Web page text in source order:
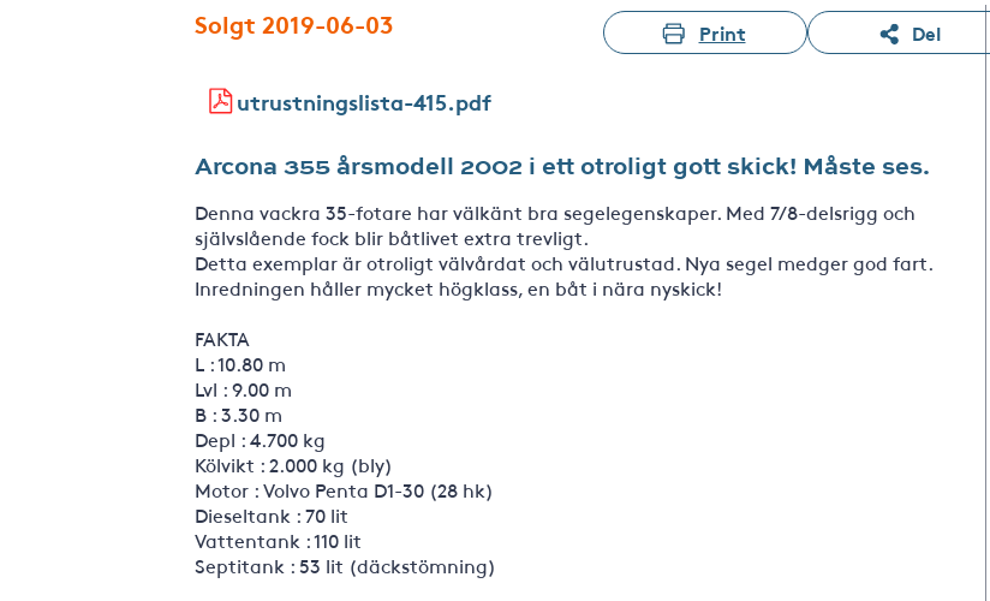
Solgt 2019-06-03 Print Del
utrustningslista-415.pdf
Arcona 355 årsmodell 2002 i ett otroligt gott skick! Måste ses.
Denna vackra 35-fotare har välkänt bra segelegenskaper. Med 7/8-delsrigg och
självslående fock blir båtlivet extra trevligt.
Detta exemplar är otroligt välvårdat och välutrustad. Nya segel medger god fart.
Inredningen håller mycket högklass, en båt i nära nyskick!
FAKTA
L : 10.80 m
Lvl : 9.00 m
B : 3.30 m
Depl : 4.700 kg
Kölvikt : 2.000 kg (bly)
Motor : Volvo Penta D1-30 (28 hk)
Dieseltank : 70 lit
Vattentank : 110 lit
Septitank : 53 lit (däckstömning)